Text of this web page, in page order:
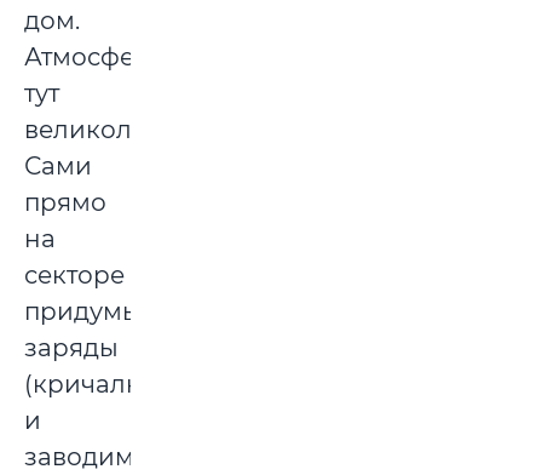
дом.
Атмосфера
тут
великолепная!
Сами
прямо
на
секторе
придумываем
заряды
(кричалки)
и
заводим